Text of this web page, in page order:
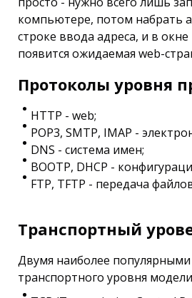
компьютере, потом набрать
строке ввода адреса, и в
появится ожидаемая web-
Протоколы уровня
HTTP - web;
POP3, SMTP, IMAP -
DNS - система имен;
BOOTP, DHCP -
FTP, TFTP - передача
Транспортный
Двумя наиболее
транспортного уровня